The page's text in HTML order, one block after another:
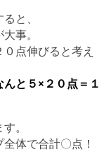
と、
事。
点伸びると考え
と５×２０点＝１
。
体で合計〇点！